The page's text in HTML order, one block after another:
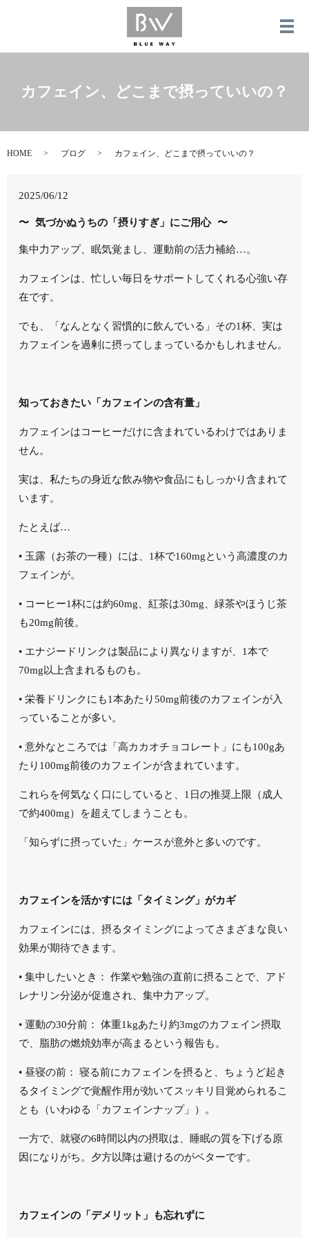
メ
カフェイン、どこまで摂っていいの？
HOME ブログ カフェイン、どこまで摂っていいの？
2025/06/12
〜 気づかぬうちの「摂りすぎ」にご用心 〜
集中力アップ、眠気覚まし、運動前の活力補給…。
カフェインは、忙しい毎日をサポートしてくれる心強い存
在です。
でも、「なんとなく習慣的に飲んでいる」その1杯、実は
カフェインを過剰に摂ってしまっているかもしれません。
知っておきたい「カフェインの含有量」
カフェインはコーヒーだけに含まれているわけではありま
せん。
実は、私たちの身近な飲み物や食品にもしっかり含まれて
います。
たとえば…
• 玉露（お茶の一種）には、1杯で160mgという高濃度のカ
フェインが。
• コーヒー1杯には約60mg、紅茶は30mg、緑茶やほうじ茶
も20mg前後。
• エナジードリンクは製品により異なりますが、1本で
70mg以上含まれるものも。
• 栄養ドリンクにも1本あたり50mg前後のカフェインが入
っていることが多い。
• 意外なところでは「高カカオチョコレート」にも100gあ
たり100mg前後のカフェインが含まれています。
これらを何気なく口にしていると、1日の推奨上限（成人
で約400mg）を超えてしまうことも。
「知らずに摂っていた」ケースが意外と多いのです。
カフェインを活かすには「タイミング」がカギ
カフェインには、摂るタイミングによってさまざまな良い
効果が期待できます。
• 集中したいとき：
作業や勉強の直前に摂ることで、アド
レナリン分泌が促進され、集中力アップ。
• 運動の30分前：
体重1kgあたり約3mgのカフェイン摂取
で、脂肪の燃焼効率が高まるという報告も。
• 昼寝の前：
寝る前にカフェインを摂ると、ちょうど起き
るタイミングで覚醒作用が効いてスッキリ目覚められるこ
とも（いわゆる「カフェインナップ」）。
一方で、就寝の6時間以内の摂取は、睡眠の質を下げる原
因になりがち。夕方以降は避けるのがベターです。
カフェインの「デメリット」も忘れずに